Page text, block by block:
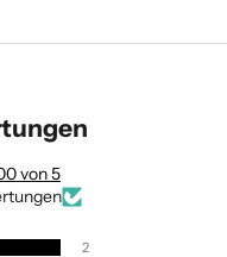
von 5
2